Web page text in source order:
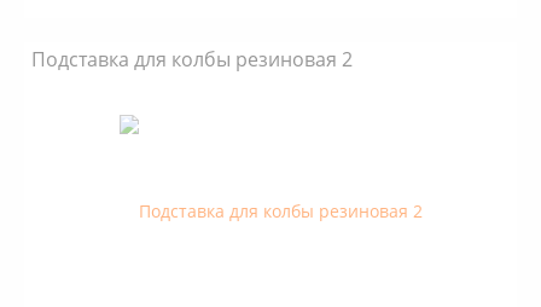
Подставка для колбы резиновая 2